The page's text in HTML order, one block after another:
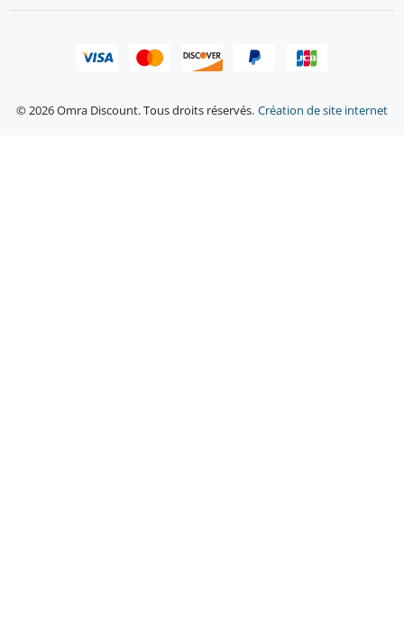
© 2026 Omra Discount. Tous droits réservés. Création de site internet